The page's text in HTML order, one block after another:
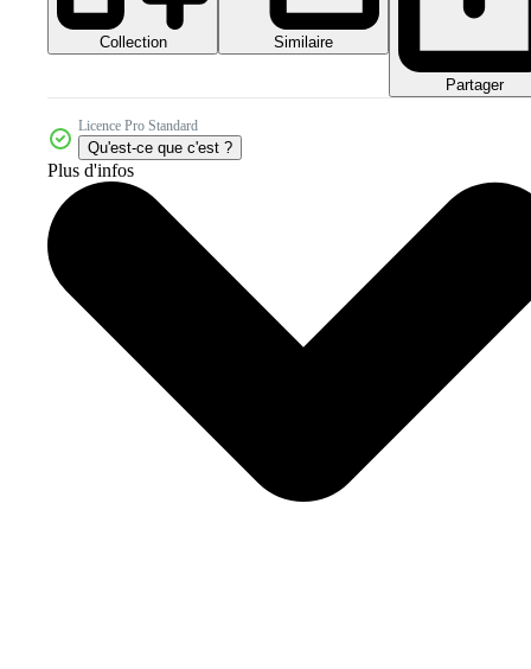
Collection Similaire
Partager
Licence Pro Standard
Qu'est-ce que c'est ?
Plus d'infos